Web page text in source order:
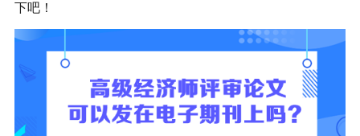
下吧！